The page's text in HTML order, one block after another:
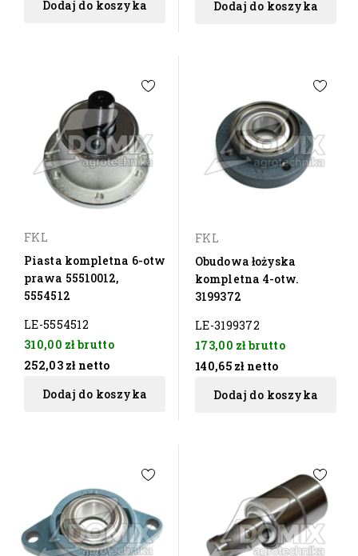
Dodaj do koszyka
Dodaj do koszyka
FKL
Piasta kompletna 6-otw
prawa 55510012,
5554512
LE-5554512
310,00 złbrutto
252,03 zł netto
Dodaj do koszyka
FKL
Obudowa łożyska
kompletna 4-otw.
3199372
LE-3199372
173,00 złbrutto
140,65 zł netto
Dodaj do koszyka